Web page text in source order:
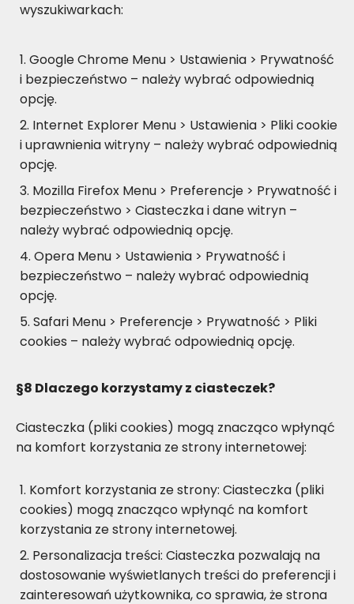
wyszukiwarkach:
Google Chrome Menu > Ustawienia > Prywatność
i bezpieczeństwo – należy wybrać odpowiednią
opcję.
Internet Explorer Menu > Ustawienia > Pliki cookie
i uprawnienia witryny – należy wybrać odpowiednią
opcję.
Mozilla Firefox Menu > Preferencje > Prywatność i
bezpieczeństwo > Ciasteczka i dane witryn –
należy wybrać odpowiednią opcję.
Opera Menu > Ustawienia > Prywatność i
bezpieczeństwo – należy wybrać odpowiednią
opcję.
Safari Menu > Preferencje > Prywatność > Pliki
cookies – należy wybrać odpowiednią opcję.
§8 Dlaczego korzystamy z ciasteczek?
Ciasteczka (pliki cookies) mogą znacząco wpłynąć
na komfort korzystania ze strony internetowej:
Komfort korzystania ze strony: Ciasteczka (pliki
cookies) mogą znacząco wpłynąć na komfort
korzystania ze strony internetowej.
Personalizacja treści: Ciasteczka pozwalają na
dostosowanie wyświetlanych treści do preferencji i
zainteresowań użytkownika, co sprawia, że strona